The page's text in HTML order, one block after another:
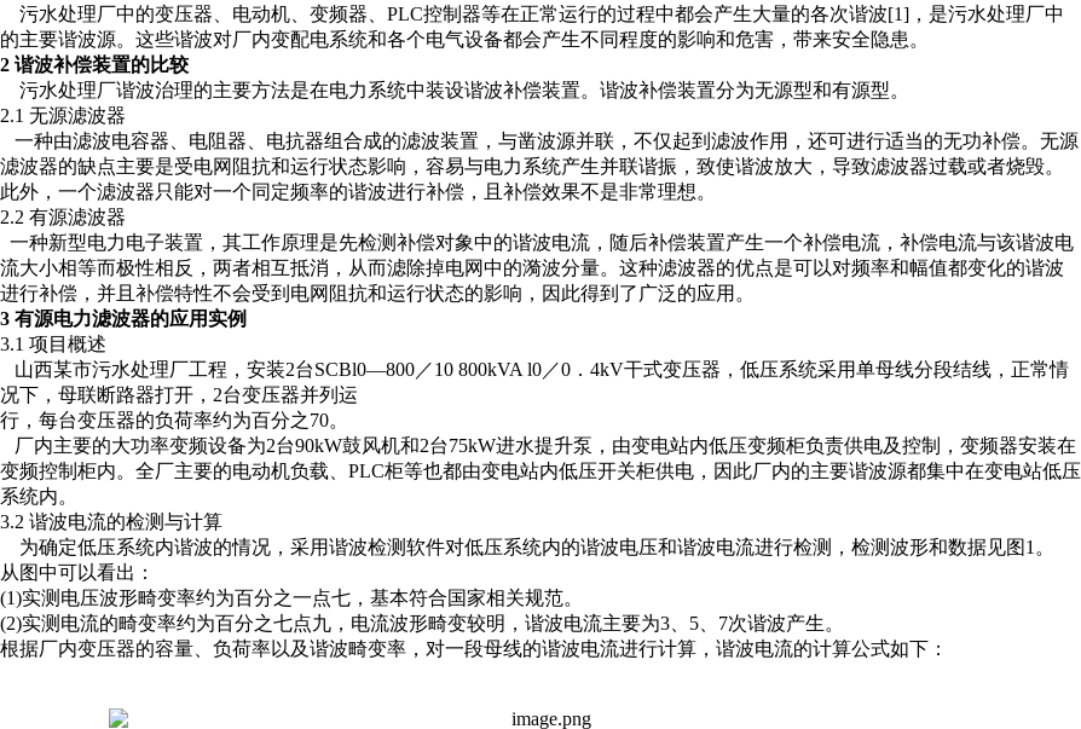
污水处理厂中的变压器、电动机、变频器、PLC控制器等在正常运行的过程中都会产生大量的各次谐波[1]，是污水处理厂中
的主要谐波源。这些谐波对厂内变配电系统和各个电气设备都会产生不同程度的影响和危害，带来安全隐患。
2 谐波补偿装置的比较
污水处理厂谐波治理的主要方法是在电力系统中装设谐波补偿装置。谐波补偿装置分为无源型和有源型。
2.1 无源滤波器
一种由滤波电容器、电阻器、电抗器组合成的滤波装置，与凿波源并联，不仅起到滤波作用，还可进行适当的无功补偿。无源
滤波器的缺点主要是受电网阻抗和运行状态影响，容易与电力系统产生并联谐振，致使谐波放大，导致滤波器过载或者烧毁。
此外，一个滤波器只能对一个同定频率的谐波进行补偿，且补偿效果不是非常理想。
2.2 有源滤波器
一种新型电力电子装置，其工作原理是先检测补偿对象中的谐波电流，随后补偿装置产生一个补偿电流，补偿电流与该谐波电
流大小相等而极性相反，两者相互抵消，从而滤除掉电网中的漪波分量。这种滤波器的优点是可以对频率和幅值都变化的谐波
进行补偿，并且补偿特性不会受到电网阻抗和运行状态的影响，因此得到了广泛的应用。
3 有源电力滤波器的应用实例
3.1 项目概述
山西某市污水处理厂工程，安装2台SCBl0—800／10 800kVA l0／0．4kV干式变压器，低压系统采用单母线分段结线，正常情
况下，母联断路器打开，2台变压器并列运
行，每台变压器的负荷率约为百分之70。
厂内主要的大功率变频设备为2台90kW鼓风机和2台75kW进水提升泵，由变电站内低压变频柜负责供电及控制，变频器安装在
变频控制柜内。全厂主要的电动机负载、PLC柜等也都由变电站内低压开关柜供电，因此厂内的主要谐波源都集中在变电站低压
系统内。
3.2 谐波电流的检测与计算
为确定低压系统内谐波的情况，采用谐波检测软件对低压系统内的谐波电压和谐波电流进行检测，检测波形和数据见图1。
从图中可以看出：
(1)实测电压波形畸变率约为百分之一点七，基本符合国家相关规范。
(2)实测电流的畸变率约为百分之七点九，电流波形畸变较明，谐波电流主要为3、5、7次谐波产生。
根据厂内变压器的容量、负荷率以及谐波畸变率，对一段母线的谐波电流进行计算，谐波电流的计算公式如下：